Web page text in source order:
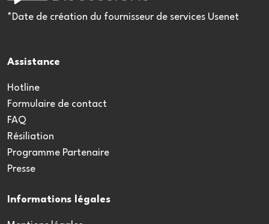
*Date de création du fournisseur de services Usenet
Assistance
Hotline
Formulaire de contact
FAQ
Résiliation
Programme Partenaire
Presse
Informations légales